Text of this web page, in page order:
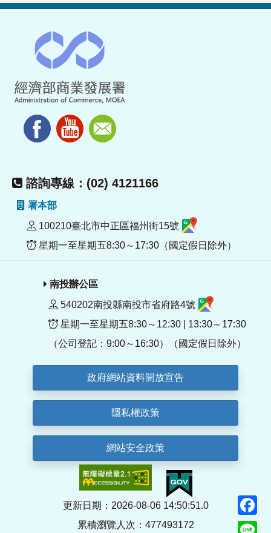
諮詢專線：(02) 4121166
署本部
100210臺北市中正區福州街15號
星期一至星期五8:30～17:30（國定假日除外）
南投辦公區
540202南投縣南投市省府路4號
星期一至星期五8:30～12:30 | 13:30～17:30
（公司登記：9:00～16:30）（國定假日除外）
政府網站資料開放宣告
隱私權政策
網站安全政策
更新日期：2026-08-06 14:50:51.0
累積瀏覽人次：477493172